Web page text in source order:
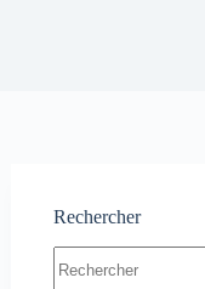
Rechercher
résultat